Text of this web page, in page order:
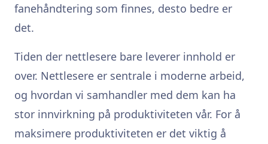
fanehåndtering som finnes, desto bedre er
det.
Tiden der nettlesere bare leverer innhold er
over. Nettlesere er sentrale i moderne arbeid,
og hvordan vi samhandler med dem kan ha
stor innvirkning på produktiviteten vår. For å
maksimere produktiviteten er det viktig å